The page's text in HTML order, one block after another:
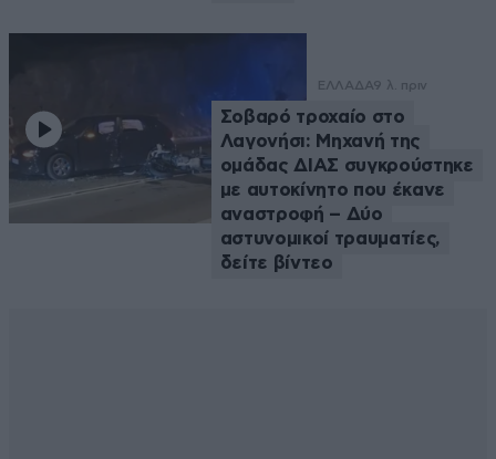
ΕΛΛΑΔΑ9 λ. πριν
Σοβαρό τροχαίο στο
Λαγονήσι: Μηχανή της
ομάδας ΔΙΑΣ συγκρούστηκε
με αυτοκίνητο που έκανε
αναστροφή – Δύο
αστυνομικοί τραυματίες,
δείτε βίντεο